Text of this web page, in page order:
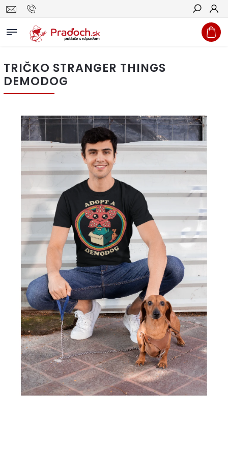
Hľadať
TRIČKO STRANGER THINGS
DEMODOG